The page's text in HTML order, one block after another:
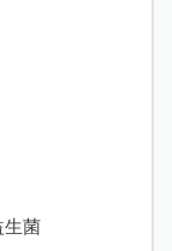
生菌